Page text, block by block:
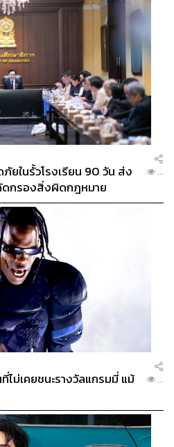
ยในรั้วโรงเรียน 90 วัน ส่ง
กรองสิ่งผิดกฎหมาย
...
ม่เคยชนะรางวัลแกรมมี่ แม้
...